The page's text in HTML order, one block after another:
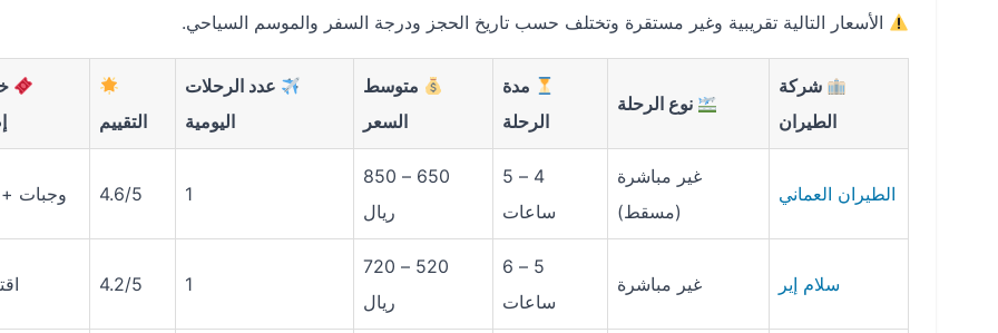
الأسعار التالية تقريبية وغير مستقرة وتختلف حسب تاريخ الحجز ودرجة السفر والموسم السياحي.
شركة
الطيران
نوع الرحلة
مدة
الرحلة
متوسط
السعر
عدد الرحلات
اليومية
التقييم
الطيران العماني
غير مباشرة
(مسقط)
4 – 5
ساعات
650 – 850
ريال
1
4.6/5 وجبات +
سلام إير غير مباشرة
5 – 6
ساعات
520 – 720
ريال
1
4.2/5